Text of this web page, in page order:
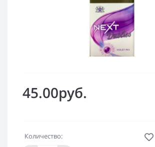
45.00руб.
Количество: